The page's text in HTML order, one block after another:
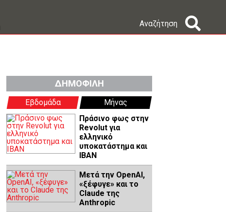
Αναζήτηση
ΔΗΜΟΦΙΛΗ
Εβδομάδα
Μήνας
Πράσινο φως στην
Revolut για
ελληνικό
υποκατάστημα και
IBAN
Μετά την OpenAI,
«ξέφυγε» και το
Claude της
Anthropic